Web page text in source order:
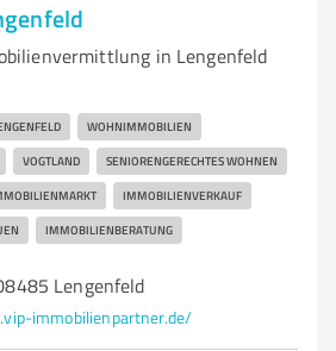
in Lengenfeld
WOHNIMMOBILIEN
VOGTLAND SENIORENGERECHTES WOHNEN
IMMOBILIENVERKAUF
IMMOBILIENBERATUNG
Lengenfeld
immobilienpartner.de/